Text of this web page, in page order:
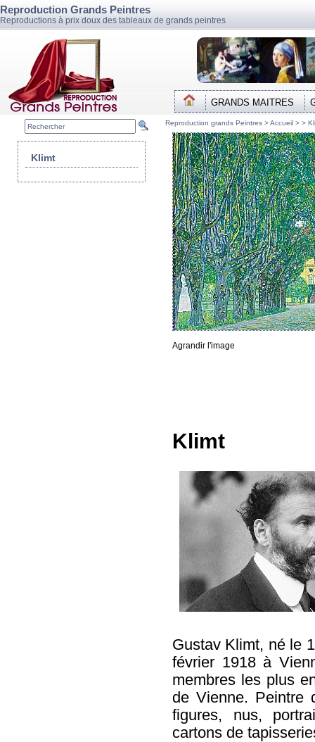
Reproduction Grands Peintres
Reproductions à prix doux des tableaux de grands peintres
GRANDS MAITRES
Reproduction grands Peintres >Accueil > >
Agrandir l'image
Klimt
Gustav Klimt, né le
février 1918 à
membres les plus
de Vienne. Peintre
figures, nus,
cartons de
Klimt